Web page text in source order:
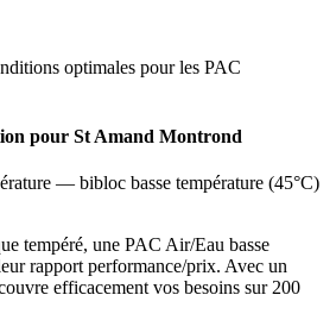
optimales pour les PAC
pour St Amand Montrond
— bibloc basse température (45°C)
tempéré, une PAC Air/Eau basse
rapport performance/prix. Avec un
efficacement vos besoins sur 200